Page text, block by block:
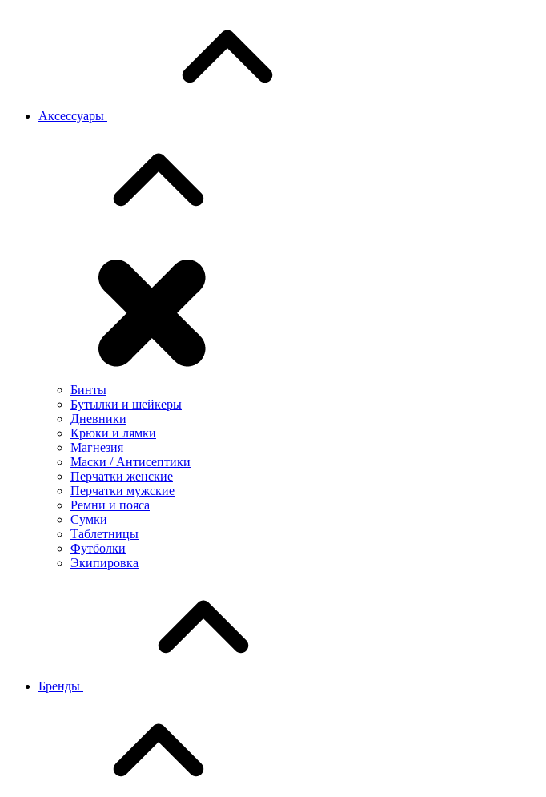
Аксессуары
Бинты
Бутылки и шейкеры
Дневники
Крюки и лямки
Магнезия
Маски / Антисептики
Перчатки женские
Перчатки мужские
Ремни и пояса
Сумки
Таблетницы
Футболки
Экипировка
Бренды